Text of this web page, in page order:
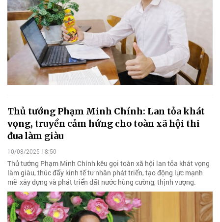
Thủ tướng Phạm Minh Chính: Lan tỏa khát
vọng, truyền cảm hứng cho toàn xã hội thi
đua làm giàu
10/08/2025 18:50
Thủ tướng Phạm Minh Chính kêu gọi toàn xã hội lan tỏa khát vọng
làm giàu, thúc đẩy kinh tế tư nhân phát triển, tạo động lực mạnh
mẽ xây dựng và phát triển đất nước hùng cường, thịnh vượng.